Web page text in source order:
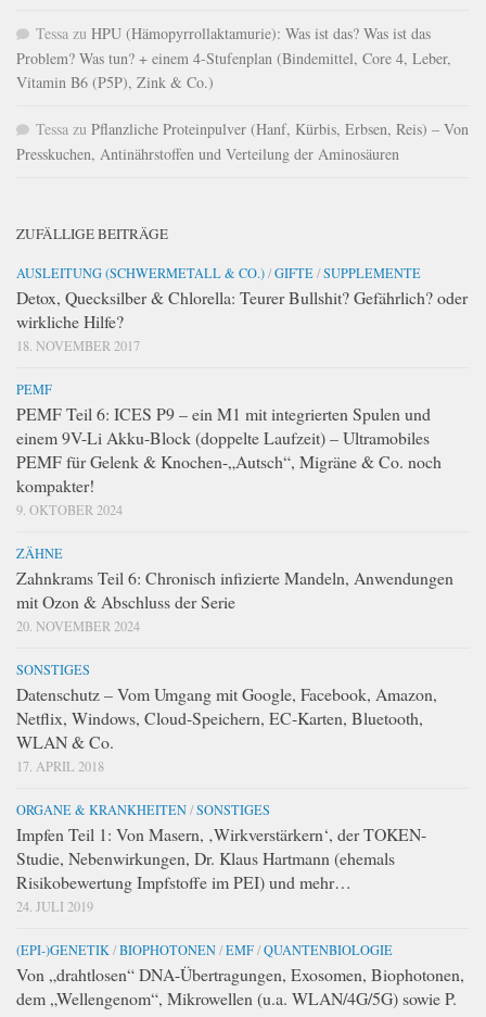
Tessa zu HPU (Hämopyrrollaktamurie): Was ist das? Was ist das
Problem? Was tun? + einem 4-Stufenplan (Bindemittel, Core 4, Leber,
Vitamin B6 (P5P), Zink & Co.)
Tessa zu Pflanzliche Proteinpulver (Hanf, Kürbis, Erbsen, Reis) – Von
Presskuchen, Antinährstoffen und Verteilung der Aminosäuren
ZUFÄLLIGE BEITRÄGE
AUSLEITUNG (SCHWERMETALL & CO.)/GIFTE/SUPPLEMENTE
Detox, Quecksilber & Chlorella: Teurer Bullshit? Gefährlich? oder
wirkliche Hilfe?
18. NOVEMBER 2017
PEMF
PEMF Teil 6: ICES P9 – ein M1 mit integrierten Spulen und
einem 9V-Li Akku-Block (doppelte Laufzeit) – Ultramobiles
PEMF für Gelenk & Knochen-„Autsch“, Migräne & Co. noch
kompakter!
9. OKTOBER 2024
ZÄHNE
Zahnkrams Teil 6: Chronisch infizierte Mandeln, Anwendungen
mit Ozon & Abschluss der Serie
20. NOVEMBER 2024
SONSTIGES
Datenschutz – Vom Umgang mit Google, Facebook, Amazon,
Netflix, Windows, Cloud-Speichern, EC-Karten, Bluetooth,
WLAN & Co.
17. APRIL 2018
ORGANE & KRANKHEITEN/SONSTIGES
Impfen Teil 1: Von Masern, ‚Wirkverstärkern‘, der TOKEN-
Studie, Nebenwirkungen, Dr. Klaus Hartmann (ehemals
Risikobewertung Impfstoffe im PEI) und mehr…
24. JULI 2019
(EPI-)GENETIK /BIOPHOTONEN/EMF/QUANTENBIOLOGIE
Von „drahtlosen“ DNA-Übertragungen, Exosomen, Biophotonen,
dem „Wellengenom“, Mikrowellen (u.a. WLAN/4G/5G) sowie P.